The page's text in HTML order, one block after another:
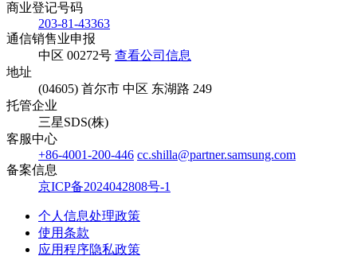
商业登记号码
203-81-43363
通信销售业申报
中区 00272号 查看公司信息
地址
(04605) 首尔市 中区 东湖路 249
托管企业
三星SDS(株)
客服中心
+86-4001-200-446 cc.shilla@partner.samsung.com
备案信息
京ICP备2024042808号-1
个人信息处理政策
使用条款
应用程序隐私政策